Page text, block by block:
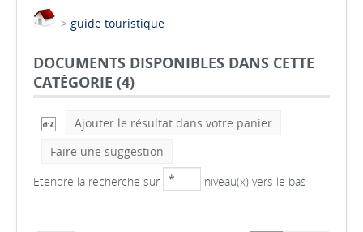
> guide touristique
DOCUMENTS DISPONIBLES DANS CETTE
CATÉGORIE (4)
Ajouter le résultat dans votre panier
Faire une suggestion
Etendre la recherche sur
niveau(x) vers le bas